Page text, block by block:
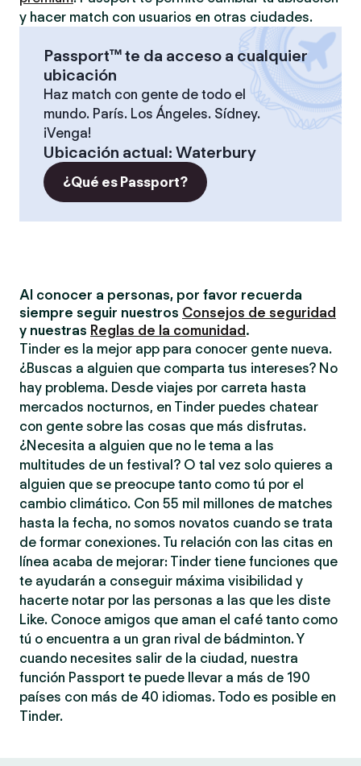
y hacer match con usuarios en otras ciudades.
Passport™ te da acceso a cualquier
ubicación
Haz match con gente de todo el
mundo. París. Los Ángeles. Sídney.
¡Venga!
Ubicación actual: Waterbury
¿Qué es Passport?
Al conocer a personas, por favor recuerda
siempre seguir nuestros Consejos de seguridad
y nuestras Reglas de la comunidad .
Tinder es la mejor app para conocer gente nueva.
¿Buscas a alguien que comparta tus intereses? No
hay problema. Desde viajes por carreta hasta
mercados nocturnos, en Tinder puedes chatear
con gente sobre las cosas que más disfrutas.
¿Necesita a alguien que no le tema a las
multitudes de un festival? O tal vez solo quieres a
alguien que se preocupe tanto como tú por el
cambio climático. Con 55 mil millones de matches
hasta la fecha, no somos novatos cuando se trata
de formar conexiones. Tu relación con las citas en
línea acaba de mejorar: Tinder tiene funciones que
te ayudarán a conseguir máxima visibilidad y
hacerte notar por las personas a las que les diste
Like. Conoce amigos que aman el café tanto como
tú o encuentra a un gran rival de bádminton. Y
cuando necesites salir de la ciudad, nuestra
función Passport te puede llevar a más de 190
países con más de 40 idiomas. Todo es posible en
Tinder.